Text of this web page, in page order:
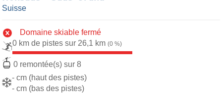
Suisse
Domaine skiable fermé
0 km de pistes sur 26,1 km (0 %)
0 remontée(s) sur 8
- cm (haut des pistes)
- cm (bas des pistes)